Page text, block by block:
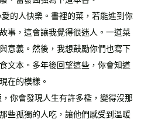
人快樂。書裡的菜，若能進到你
事，這會讓我覺得很迷人。一道菜
意義。然後，我想鼓勵你們也寫下
文本。多年後回望這些，你會知道
在的模樣。
會發現人生有許多檻，變得沒那
些孤獨的人吃，讓他們感受到溫暖